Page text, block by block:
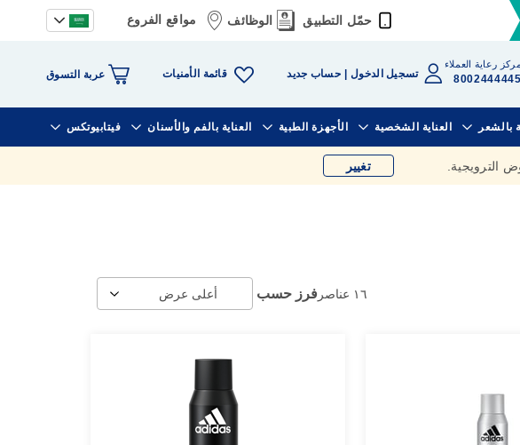
حمّل التطبيق الوظائف مواقع الفروع
مركز رعاية العملاء
8002444445 تسجيل الدخول حساب جديد قائمة الأمنيات عربة التسوق
بالشعر العناية الشخصية الأجهزة الطبية العناية بالفم والأسنان فيتابيوتكس
الترويجية. تغيير
١٦ عناصر فرز حسب